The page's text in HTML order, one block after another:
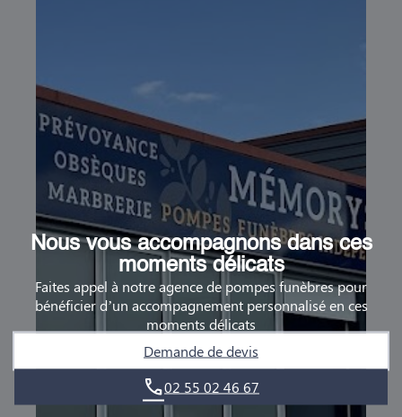
Nous vous accompagnons dans ces
moments délicats
Faites appel à notre agence de pompes funèbres pour
bénéficier d’un accompagnement personnalisé en ces
moments délicats
Demande de devis
02 55 02 46 67